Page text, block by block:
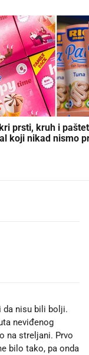
prsti, kruh i
koji nikad nismo
da nisu bili bolji.
neviđenog
na streljani. Prvo
bilo tako, pa onda